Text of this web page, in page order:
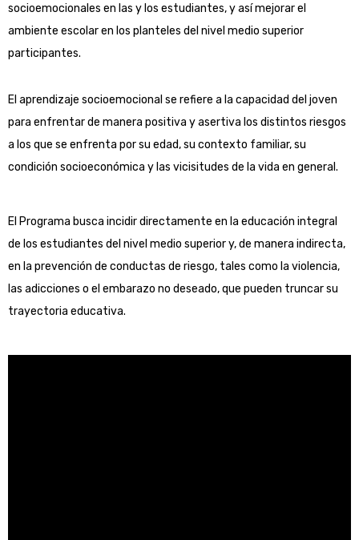
socioemocionales en las y los estudiantes, y así mejorar el
ambiente escolar en los planteles del nivel medio superior
participantes.
El aprendizaje socioemocional se refiere a la capacidad del joven
para enfrentar de manera positiva y asertiva los distintos riesgos
a los que se enfrenta por su edad, su contexto familiar, su
condición socioeconómica y las vicisitudes de la vida en general.
El Programa busca incidir directamente en la educación integral
de los estudiantes del nivel medio superior y, de manera indirecta,
en la prevención de conductas de riesgo, tales como la violencia,
las adicciones o el embarazo no deseado, que pueden truncar su
trayectoria educativa.